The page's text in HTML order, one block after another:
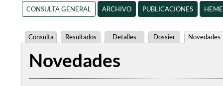
CONSULTA GENERAL ARCHIVO PUBLICACIONES
Consulta Resultados Detalles Dossier Novedades
Novedades